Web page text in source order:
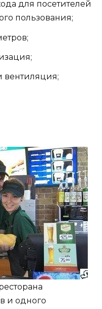
для посетителей
пользования;
и одного